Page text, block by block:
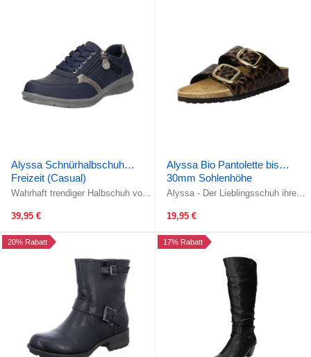
Alyssa Schnürhalbschuh
Freizeit (Casual)
Wahrhaft trendiger Halbschuh von
eine optimale Passform und der ...
39,95 €
Alyssa Bio Pantolette bis
30mm Sohlenhöhe
Alyssa - Der Lieblingsschuh ihrer
über dem Rist ermöglichen ein ...
19,95 €
20% Rabatt 17% Rabatt